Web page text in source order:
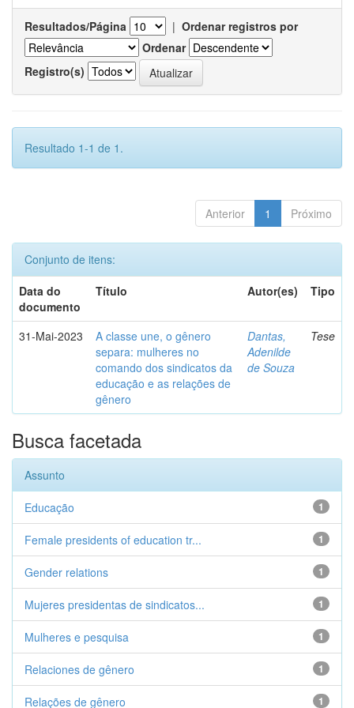
Resultados/Página | Ordenar registros por
Ordenar
Registro(s)
Resultado 1-1 de 1.
Anterior 1 Próximo
Conjunto de itens:
Data do
documento
Título Autor(es) Tipo
31-Mai-2023
A classe une, o gênero
separa: mulheres no
comando dos sindicatos da
educação e as relações de
gênero
Dantas,
Adenilde
de Souza
Tese
Busca facetada
Assunto
1
Educação
1
Female presidents of education tr...
1
Gender relations
1
Mujeres presidentas de sindicatos...
1
Mulheres e pesquisa
1
Relaciones de gênero
1
Relações de gênero